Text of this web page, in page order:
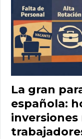
La gran
española: